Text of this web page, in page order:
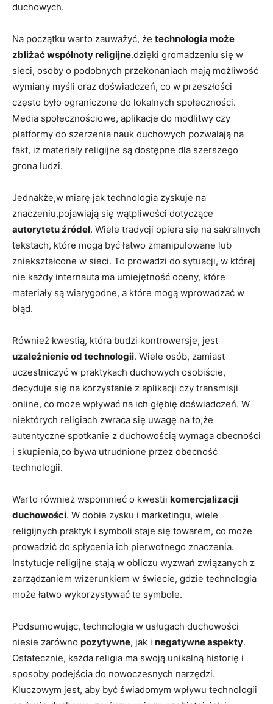
duchowych.
Na ‍początku ​warto zauważyć, że technologia może
zbliżać wspólnoty ‍religijne.dzięki gromadzeniu się⁤ w
sieci,‌ osoby o podobnych przekonaniach mają ‍możliwość
wymiany myśli oraz doświadczeń, co w przeszłości
często było ograniczone do lokalnych społeczności.‌
Media społecznościowe, aplikacje do modlitwy⁣ czy
platformy do szerzenia‌ nauk duchowych pozwalają na⁢
fakt, iż materiały religijne są dostępne dla szerszego
grona⁣ ludzi.
Jednakże,w miarę jak technologia zyskuje na
znaczeniu,pojawiają się wątpliwości dotyczące
autorytetu ​źródeł. Wiele tradycji ⁤opiera się na sakralnych
tekstach, które mogą być łatwo⁣ zmanipulowane lub⁢
zniekształcone w sieci. To prowadzi do sytuacji, w której
nie każdy ‍internauta ma umiejętność​ oceny, ​które
materiały są wiarygodne, a które mogą wprowadzać w
błąd.
Również kwestią, która⁢ budzi⁣ kontrowersje, jest
uzależnienie ⁢od technologii.⁣ Wiele osób, zamiast
⁤uczestniczyć⁤ w praktykach⁤ duchowych osobiście,
decyduje się na korzystanie z aplikacji czy transmisji
online, co‌ może wpływać na ich głębię⁤ doświadczeń. W
niektórych religiach zwraca się uwagę na to,że
autentyczne spotkanie⁣ z⁢ duchowością wymaga obecności
i skupienia,co bywa utrudnione przez obecność
technologii.
Warto również wspomnieć o‍ kwestii‍ komercjalizacji
duchowości. W dobie zysku i marketingu, wiele
religijnych​ praktyk ⁤i symboli staje się ⁤towarem, co​ może
prowadzić do spłycenia ich pierwotnego znaczenia.
Instytucje religijne ‍stają w obliczu wyzwań związanych z
zarządzaniem wizerunkiem w świecie, gdzie technologia
może łatwo⁣ wykorzystywać te symbole.
Podsumowując, technologia ⁢w usługach duchowości
niesie zarówno pozytywne, jak i negatywne aspekty.
Ostatecznie, każda ‌religia ma swoją unikalną historię​ i
⁢sposoby podejścia do nowoczesnych narzędzi.
Kluczowym jest, aby być świadomym wpływu technologii⁢